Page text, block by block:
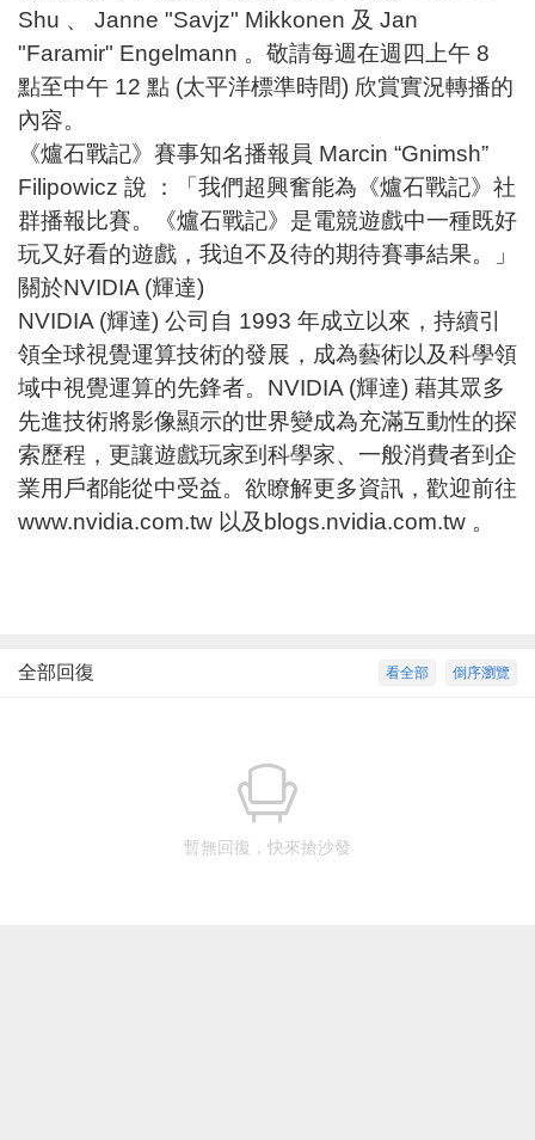
Shu 、 Janne "Savjz" Mikkonen 及 Jan
"Faramir" Engelmann 。敬請每週在週四上午 8
點至中午 12 點 (太平洋標準時間) 欣賞實況轉播的
內容。
《爐石戰記》賽事知名播報員 Marcin “Gnimsh”
Filipowicz 說 ：「我們超興奮能為《爐石戰記》社
群播報比賽。《爐石戰記》是電競遊戲中一種既好
玩又好看的遊戲，我迫不及待的期待賽事結果。」​
關於NVIDIA (輝達)
NVIDIA (輝達) 公司自 1993 年成立以來，持續引
領全球視覺運算技術的發展，成為藝術以及科學領
域中視覺運算的先鋒者。 NVIDIA (輝達) 藉其眾多
先進技術將影像顯示的世界變成為充滿互動性的探
索歷程，更讓遊戲玩家到科學家、一般消費者到企
業用戶都能從中受益。欲瞭解更多資訊，歡迎前往
www.nvidia.com.tw 以及 blogs.nvidia.com.tw 。
倒序瀏覽
看全部
全部回復
暫無回復，快來搶沙發